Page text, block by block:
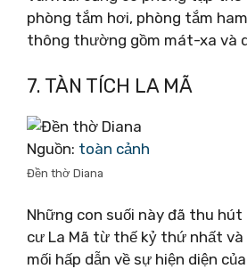
phòng tắm hơi, phòng tắm
thông thường gồm mát-xa và
7. TÀN TÍCH LA MÃ
Nguồn: toàn cảnh
Đền thờ Diana
Những con suối này đã thu
cư La Mã từ thế kỷ thứ nhất và
mối hấp dẫn về sự hiện diện